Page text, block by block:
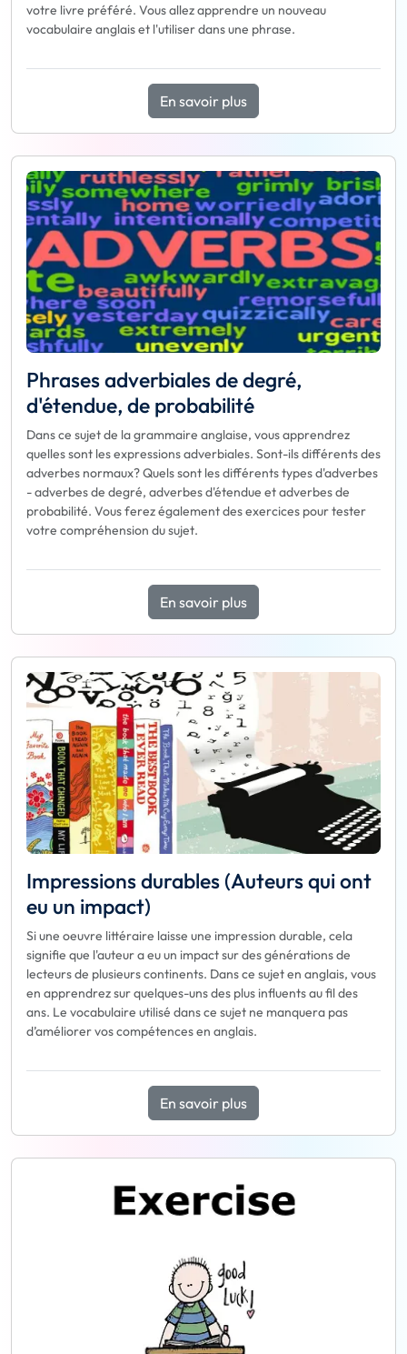
votre livre préféré. Vous allez apprendre un nouveau
vocabulaire anglais et l'utiliser dans une phrase.
En savoir plus
Phrases adverbiales de degré,
d'étendue, de probabilité
Dans ce sujet de la grammaire anglaise, vous apprendrez
quelles sont les expressions adverbiales. Sont-ils différents des
adverbes normaux? Quels sont les différents types d'adverbes
- adverbes de degré, adverbes d'étendue et adverbes de
probabilité. Vous ferez également des exercices pour tester
votre compréhension du sujet.
En savoir plus
Impressions durables (Auteurs qui ont
eu un impact)
Si une oeuvre littéraire laisse une impression durable, cela
signifie que l'auteur a eu un impact sur des générations de
lecteurs de plusieurs continents. Dans ce sujet en anglais, vous
en apprendrez sur quelques-uns des plus influents au fil des
ans. Le vocabulaire utilisé dans ce sujet ne manquera pas
d’améliorer vos compétences en anglais.
En savoir plus